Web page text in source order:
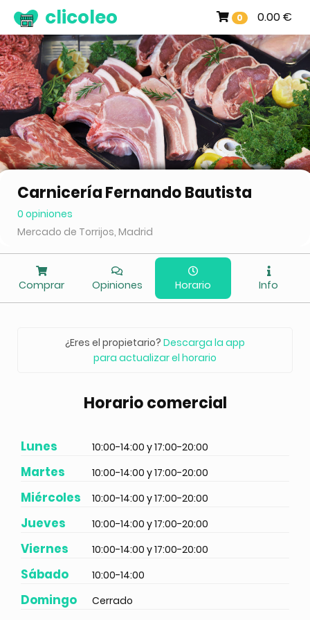
0 0.00 €
clicoleo
Carnicería Fernando Bautista
0 opiniones
Mercado de Torrijos, Madrid
Comprar Opiniones Horario Info
¿Eres el propietario? Descarga la app
para actualizar el horario
Horario comercial
Lunes 10:00-14:00 y 17:00-20:00
Martes 10:00-14:00 y 17:00-20:00
Miércoles 10:00-14:00 y 17:00-20:00
Jueves 10:00-14:00 y 17:00-20:00
Viernes 10:00-14:00 y 17:00-20:00
Sábado 10:00-14:00
Domingo Cerrado